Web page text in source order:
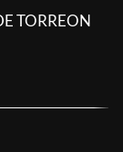
TORREON